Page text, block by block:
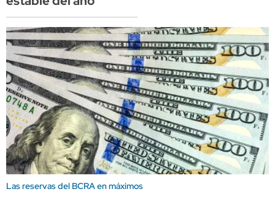
Las reservas del BCRA en máximos